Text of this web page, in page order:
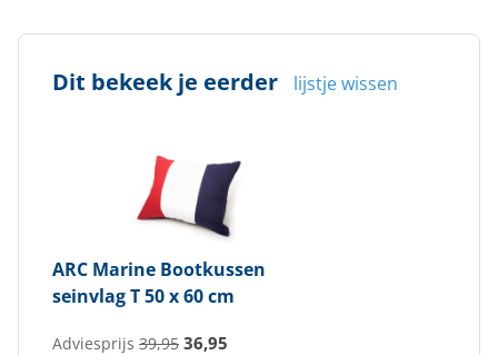
Dit bekeek je eerder lijstje wissen
ARC Marine Bootkussen
seinvlag T 50 x 60 cm
Adviesprijs 39,95 36,95